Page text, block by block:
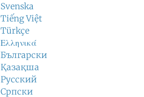
Svenska
Tiếng Việt
Türkçe
Ελληνικά
Български
Қазақша
Русский
Српски